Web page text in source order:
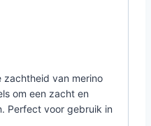
zachtheid van merino
om een ​​zacht en
Perfect voor gebruik in